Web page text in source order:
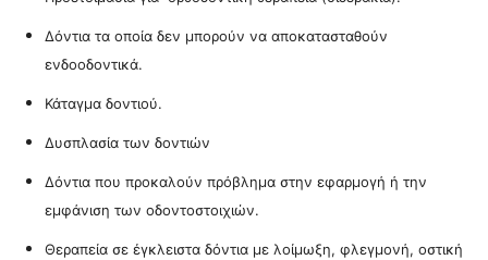
Δόντια τα οποία δεν μπορούν να αποκατασταθούν
ενδοοδοντικά.
Κάταγμα δοντιού.
Δυσπλασία των δοντιών
Δόντια που προκαλούν πρόβλημα στην εφαρμογή ή την
εμφάνιση των οδοντοστοιχιών.
Θεραπεία σε έγκλειστα δόντια με λοίμωξη, φλεγμονή, οστική